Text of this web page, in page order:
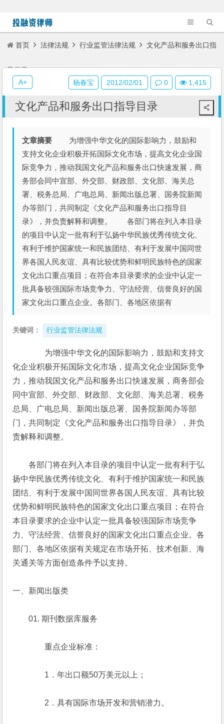
首页 法律法规 行业监管法律法规 文化产品和服务出口指
导目录
文化产品和服务出口指导目录
文章摘要 为增强中华文化的国际影响力，鼓励和
支持文化企业积极开拓国际文化市场，提高文化企业国
际竞争力，推动我国文化产品和服务出口快速发展，商
务部会同中宣部、外交部、财政部、文化部、海关总
署、税务总局、广电总局、新闻出版总署、国务院新闻
办等部门，共同制定《文化产品和服务出口指导目
录》，并负责解释和调整。 各部门将在列入本目录
的项目中认定一批有利于弘扬中华民族优秀传统文化、
有利于维护国家统一和民族团结、有利于发展中国同世
界各国人民友谊、具有比较优势和鲜明民族特色的国家
文化出口重点项目；在符合本目录要求的企业中认定一
批具备较强国际市场竞争力、守法经营、信誉良好的国
家文化出口重点企业。各部门、各地区依据有
关键词： 行业监管法律法规
为增强中华文化的国际影响力，鼓励和支持文
化企业积极开拓国际文化市场，提高文化企业国际竞争
力，推动我国文化产品和服务出口快速发展，商务部会
同中宣部、外交部、财政部、文化部、海关总署、税务
总局、广电总局、新闻出版总署、国务院新闻办等部
门，共同制定《文化产品和服务出口指导目录》，并负
责解释和调整。
各部门将在列入本目录的项目中认定一批有利于弘
扬中华民族优秀传统文化、有利于维护国家统一和民族
团结、有利于发展中国同世界各国人民友谊、具有比较
优势和鲜明民族特色的国家文化出口重点项目；在符合
本目录要求的企业中认定一批具备较强国际市场竞争
力、守法经营、信誉良好的国家文化出口重点企业。各
部门、各地区依据有关规定在市场开拓、技术创新、海
关通关等方面创造条件予以支持。
一、新闻出版类
01. 期刊数据库服务
重点企业标准：
1．年出口额50万美元以上；
2．具有国际市场开发和营销潜力。
杨春宝 2012/02/01 0 1,415
A+